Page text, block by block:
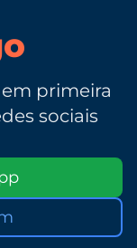
primeira
sociais